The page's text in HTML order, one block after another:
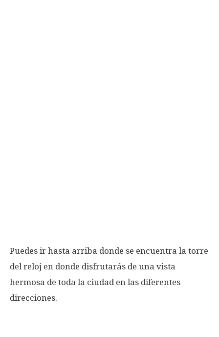
Puedes ir hasta arriba donde se encuentra la torre
del reloj en donde disfrutarás de una vista
hermosa de toda la ciudad en las diferentes
direcciones.